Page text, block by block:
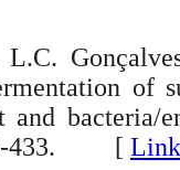
of
and bacteria/
433. [